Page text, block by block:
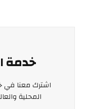
خدمة
اشترك معنا في
المحلية